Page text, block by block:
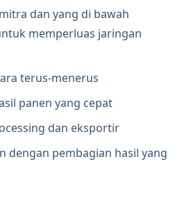
dan yang di bawah
memperluas jaringan
terus-menerus
panen yang cepat
dan eksportir
dengan pembagian hasil yang